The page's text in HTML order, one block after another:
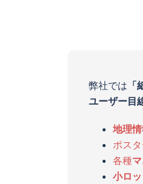
弊社では 「
ユーザー目
地理
ポス
各種
小ロッ